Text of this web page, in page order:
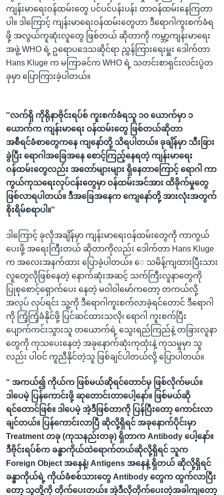
ကျန်းမာရေးဝန်ထမ်းတွေ ပင်ပင်ပန်းပန်း တာဝန်ထမ်းနေကြတာ
ပါ။ ဒါကြောင့် ကျန်းမာရေးဝန်ထမ်းတွေဟာ ဒီရောဂါကူးစက်ခံရ
ဖို့ အလွယ်ကူဆုံးလူတွေ ဖြစ်တယ် ဆိုတာကို ကမ္ဘာ့ကျန်းမာရေး
အဖွဲ့ WHO ရဲ့ ဥရောပဒေသဆိုင်ရာ ညွှန်ကြားရေးမှူး ဒေါက်တာ
Hans Kluge က မကြာခင်က WHO ရဲ့ သတင်းစာရှင်းလင်းပွဲတ
ခုမှာ ပြောကြားခဲ့ပါတယ်။
''လက်ရှိ ကိုရိုနာဗိုင်းရပ်စ် ကူးစက်ခံရသူ ၁၀ ယောက်မှာ ၁
ယောက်က ကျန်းမာရေး ဝန်ထမ်းတွေ ဖြစ်တယ်ဆိုတာ
အစီရင်ခံစာတွေကနေ ကျနော်တို့ သိရပါတယ်။ ခုချိန်မှာ သီးခြား
ခွဲပြီး ရောဂါအခြေအနေ စောင့်ကြည့်နေရတဲ့ ကျန်းမာရေး
ဝန်ထမ်းတွေလည်း အတော်များများ ရှိနေတာကြောင့် ရောဂါ ကာ
ကွယ်ကုသရေးလုပ်ငန်းတွေမှာ ဝန်ထမ်းအင်အား ထိခိုက်မှုတွေ
ဖြစ်လာရပါတယ်။ ဒီအခြေအနေက ကျေနော်တို့ အားလုံးအတွက်
စိုးရိမ်စရာပါ။''
ဒါကြောင့် ခုလိုအချိန်မှာ ကျန်းမာရေးဝန်ထမ်းတွေကို ကာကွယ်
ပေးဖို့ အရေးကြီးတယ် ဆိုတာကိုလည်း ဒေါက်တာ Hans Kluge
က အလေးအနက်ထား ပြောခဲ့ပါတယ်။ ေ သမိန့်ကျထားပြီးသား
လူတွေလိုဖြစ်နေတဲ့ နောက်ဆုံးအဆင့် သက်ကြီးလူနာတွေကို
ပြုစုစောင့်ရှောက်ပေး နေတဲ့ မဝါဝါမော်ကတော့ တကယ်လို့
အလုပ် လုပ်ရင်း သူ့ကို ဒီရောဂါကူးစက်လာခဲ့ရင်တောင် ဒီရောဂါ
ကို ကြံ့ကြံ့ခံနိုင်ဖို့ ပြင်ဆင်ထားသလို၊ ရောဂါ ကူးစက်ပြီး
ပျောက်ကင်းသွားသူ တယောက်ရဲ့ သွေးရည်ကြည်နဲ့ တခြားလူနာ
တွေကို ကုသပေးနေတဲ့ အခုနောက်ဆုံးကုထုံးနဲ့ ကုသမှုမှာ သူ
လည်း ပါဝင် ကူညီနိုင်တဲ့သူ ဖြစ်ချင်ပါတယ်လို့ ပြောပါတယ်။
“ အကယ်၍ ကိုယ်က ဖြစ်မယ်ဆိုရင်တောင်မှ ဖြစ်လိုက်မယ်။
ဒါပေမဲ့ ပြန်ကောင်းဖို့ ဆုတောင်းတာပေါ့နော်။ ဖြစ်မယ်ဆို
ရင်တောင်ဖြစ်။ ဒါပေမဲ့ အဲ့ဒီဖြစ်တာကို ပြန်ပြီးတော့ ကောင်းလာ
ချင်တယ်။ ပြန်ကောင်းလာပြီ ဆိုလို့ရှိရင် အခုနောက်ပိုင်းမှာ
Treatment တခု (ကုသနည်းတခု) ရှိတာက Antibody ပေါ့နော်။
ဒီဗိုင်းရပ်စ်က ခန္ဓာကိုယ်ထဲရောက်တယ်ဆိုလို့ရှိရင် သူက
Foreign Object အနေနဲ့၊ Antigens အနေနဲ့ ရှိတယ် ဆိုလို့ရှိရင်
ခန္ဓာကိုယ်ရဲ့ ကိုယ်ခံစစ်သားတွေ Antibody တွေက ထွက်လာပြီး
တော့ သူတို့ကို တိုက်ပေးတယ်။ အဲ့ဒီလိုတိုက်ပေးတဲ့အခါကျတော့